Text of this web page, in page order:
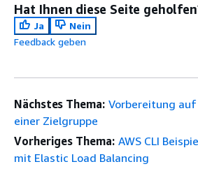
Hat Ihnen diese Seite
Ja
Nein
Feedback geben
Nächstes Thema: Vorbereitung
einer Zielgruppe
Vorheriges Thema: AWS CLI
mit Elastic Load Balancing